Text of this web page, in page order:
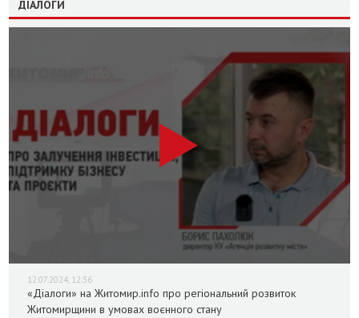
ДІАЛОГИ
12.07.2024, 12:36
«Діалоги» на Житомир.info про регіональний розвиток
Житомирщини в умовах воєнного стану